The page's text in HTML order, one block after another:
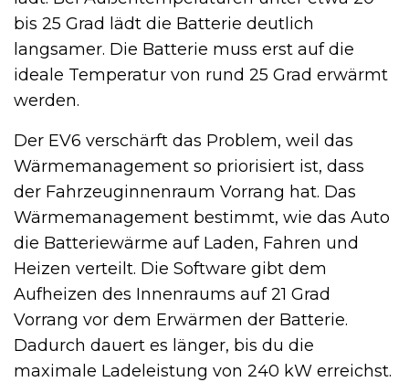
bis 25 Grad lädt die Batterie deutlich
langsamer. Die Batterie muss erst auf die
ideale Temperatur von rund 25 Grad erwärmt
werden.
Der EV6 verschärft das Problem, weil das
Wärmemanagement so priorisiert ist, dass
der Fahrzeuginnenraum Vorrang hat. Das
Wärmemanagement bestimmt, wie das Auto
die Batteriewärme auf Laden, Fahren und
Heizen verteilt. Die Software gibt dem
Aufheizen des Innenraums auf 21 Grad
Vorrang vor dem Erwärmen der Batterie.
Dadurch dauert es länger, bis du die
maximale Ladeleistung von 240 kW erreichst.